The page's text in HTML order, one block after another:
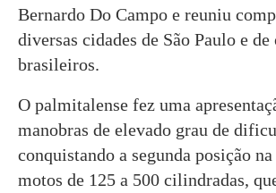
Bernardo Do Campo e reuniu
diversas cidades de São Paulo e de
brasileiros.
O palmitalense fez uma
manobras de elevado grau de
conquistando a segunda posição
motos de 125 a 500 cilindradas,